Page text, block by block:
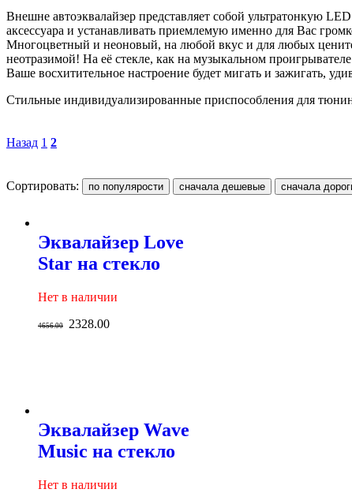
Внешне автоэквалайзер представляет собой ультратонкую
аксессуара и устанавливать приемлемую именно для Вас
Многоцветный и неоновый, на любой вкус и для любых
неотразимой! На её стекле, как на музыкальном
Ваше восхитительное настроение будет мигать и зажигать,
Стильные индивидуализированные приспособления для
Назад 1 2
Сортировать:
Эквалайзер Love
Star на стекло
Нет в наличии
4656.00 2328.00
Эквалайзер Wave
Music на стекло
Нет в наличии